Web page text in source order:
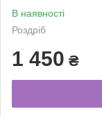
В наявності
Роздріб
1 450 ₴